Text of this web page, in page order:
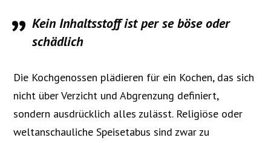
Kein Inhaltsstoff ist per se böse oder
schädlich
Die Kochgenossen plädieren für ein Kochen, das sich
nicht über Verzicht und Abgrenzung definiert,
sondern ausdrücklich alles zulässt. Religiöse oder
weltanschauliche Speisetabus sind zwar zu